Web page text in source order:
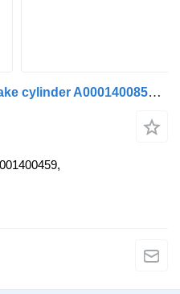
Mercedes-Benz Exhaust brake cylinder A0001400859 hjulcylinder till Mercedes-Benz ACTROS 1832L dragbil